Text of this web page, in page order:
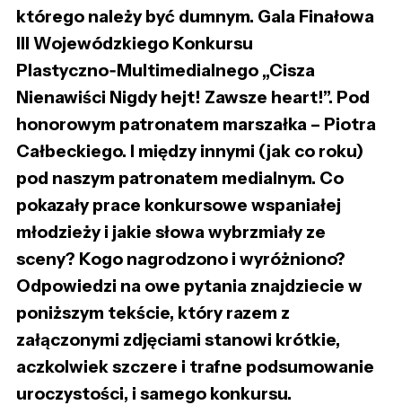
którego należy być dumnym. Gala Finałowa
III Wojewódzkiego Konkursu
Plastyczno‑Multimedialnego „Cisza
Nienawiści Nigdy hejt! Zawsze heart!”. Pod
honorowym patronatem marszałka – Piotra
Całbeckiego. I między innymi (jak co roku)
pod naszym patronatem medialnym. Co
pokazały prace konkursowe wspaniałej
młodzieży i jakie słowa wybrzmiały ze
sceny? Kogo nagrodzono i wyróżniono?
Odpowiedzi na owe pytania znajdziecie w
poniższym tekście, który razem z
załączonymi zdjęciami stanowi krótkie,
aczkolwiek szczere i trafne podsumowanie
uroczystości, i samego konkursu.